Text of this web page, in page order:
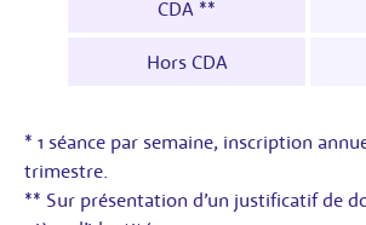
CDA **
Hors CDA
* 1 séance par semaine, inscription
trimestre.
** Sur présentation d’un justificatif de